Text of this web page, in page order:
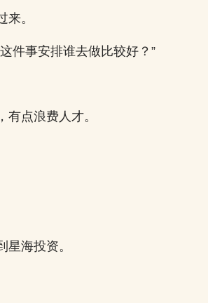
。
件事安排谁去做比较好？”
点浪费人才。
海投资。